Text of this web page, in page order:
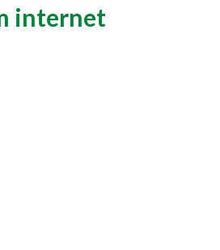
internet